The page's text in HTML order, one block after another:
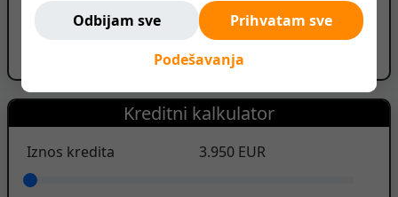
Odbijam sve
Prihvatam sve
Podešavanja
ID oglasa: 251029213037301773
Prijavi oglas
Kreditni kalkulator
Iznos kredita 3.950 EUR